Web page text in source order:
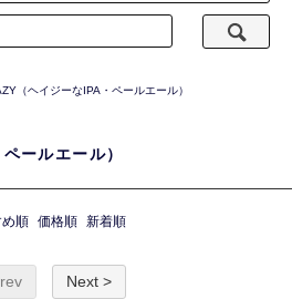
（ヘイジーなIPA・ペールエール）
ールエール）
め順 価格順 新着順
Next >